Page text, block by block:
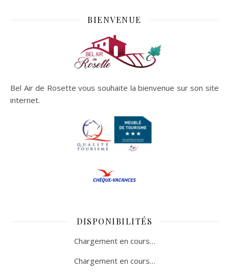
BIENVENUE
Bel Air de Rosette vous souhaite la bienvenue sur son site
internet.
DISPONIBILITÉS
Chargement en cours…
Chargement en cours…